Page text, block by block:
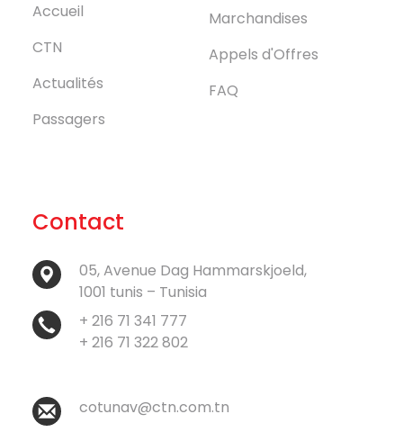
Accueil
CTN
Actualités
Passagers
Marchandises
Appels d'Offres
FAQ
Contact
05, Avenue Dag Hammarskjoeld,
1001 tunis – Tunisia
+ 216 71 341 777
+ 216 71 322 802
cotunav@ctn.com.tn